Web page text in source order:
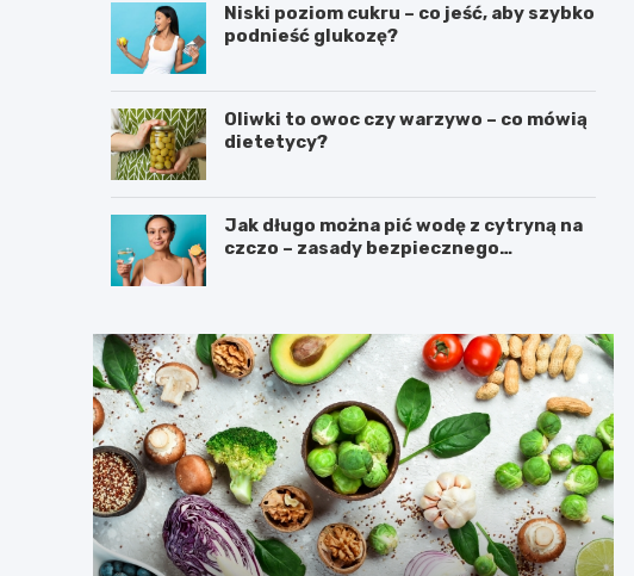
Niski poziom cukru – co jeść, aby szybko
podnieść glukozę?
Oliwki to owoc czy warzywo – co mówią
dietetycy?
Jak długo można pić wodę z cytryną na
czczo – zasady bezpiecznego